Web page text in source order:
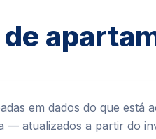
em dados do que
— atualizados a partir do